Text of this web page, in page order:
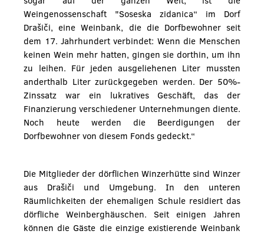
Weingenossenschaft "Soseska zidanica“ im Dorf
Drašiči, eine Weinbank, die die Dorfbewohner seit
dem 17. Jahrhundert verbindet: Wenn die Menschen
keinen Wein mehr hatten, gingen sie dorthin, um ihn
zu leihen. Für jeden ausgeliehenen Liter mussten
anderthalb Liter zurückgegeben werden. Der 50%-
Zinssatz war ein lukratives Geschäft, das der
Finanzierung verschiedener Unternehmungen diente.
Noch heute werden die Beerdigungen der
Dorfbewohner von diesem Fonds gedeckt.“
Die Mitglieder der dörflichen Winzerhütte sind Winzer
aus Drašiči und Umgebung. In den unteren
Räumlichkeiten der ehemaligen Schule residiert das
dörfliche Weinberghäuschen. Seit einigen Jahren
können die Gäste die einzige existierende Weinbank